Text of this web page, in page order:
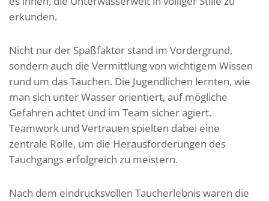
erkunden.
Nicht nur der Spaßfaktor stand im Vordergrund,
sondern auch die Vermittlung von wichtigem Wissen
rund um das Tauchen. Die Jugendlichen lernten, wie
man sich unter Wasser orientiert, auf mögliche
Gefahren achtet und im Team sicher agiert.
Teamwork und Vertrauen spielten dabei eine
zentrale Rolle, um die Herausforderungen des
Tauchgangs erfolgreich zu meistern.
Nach dem eindrucksvollen Taucherlebnis waren die